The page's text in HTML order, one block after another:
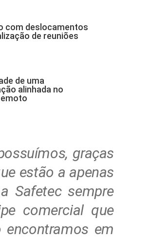
com deslocamentos
de reuniões
de uma
alinhada no
graças
estão a apenas
Safetec sempre
comercial que
em